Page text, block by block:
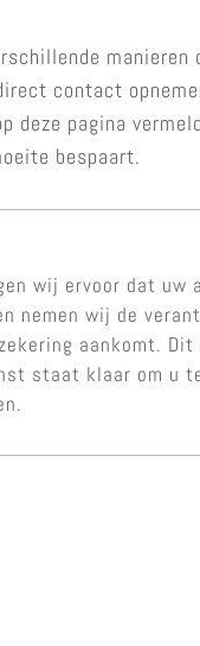
contact
deze pagina
bespaart.
wij ervoor dat
wij de
aankomt.
staat klaar om u